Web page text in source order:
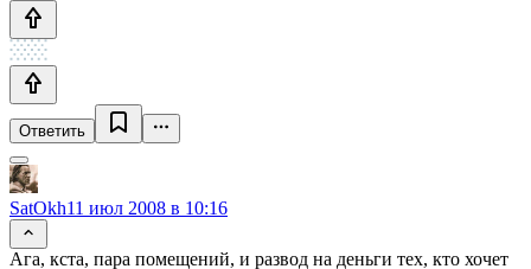
Ответить
SatOkh11 июл 2008 в 10:16
Ага, кста, пара помещений, и развод на деньги тех, кто хочет